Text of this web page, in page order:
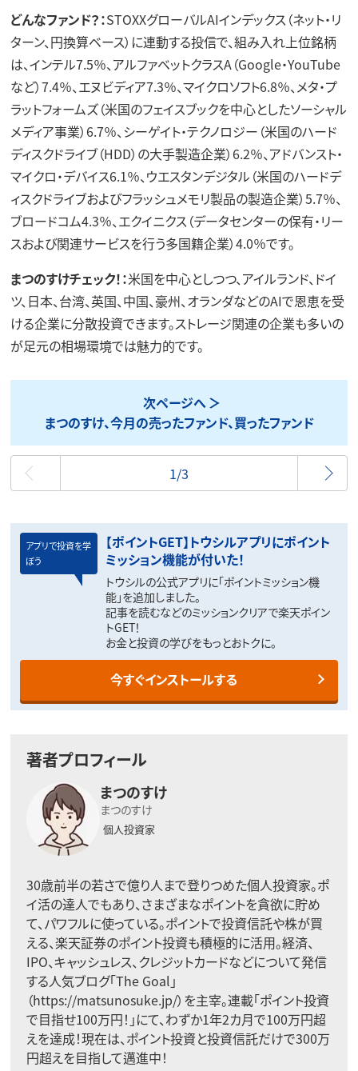
どんなファンド？：STOXXグローバルAIインデックス（ネット・リ
ターン、円換算ベース）に連動する投信で、組み入れ上位銘柄
は、インテル7.5％、アルファベットクラスA（Google・YouTube
など）7.4％、エヌビディア7.3％、マイクロソフト6.8％、メタ・プ
ラットフォームズ（米国のフェイスブックを中心としたソーシャル
メディア事業）6.7％、シーゲイト・テクノロジー（米国のハード
ディスクドライブ（HDD）の大手製造企業）6.2％、アドバンスト・
マイクロ・デバイス6.1％、ウエスタンデジタル（米国のハードデ
ィスクドライブおよびフラッシュメモリ製品の製造企業）5.7％、
ブロードコム4.3％、エクイニクス（データセンターの保有・リー
スおよび関連サービスを行う多国籍企業）4.0％です。
まつのすけチェック！：米国を中心としつつ、アイルランド、ドイ
ツ、日本、台湾、英国、中国、豪州、オランダなどのAIで恩恵を受
ける企業に分散投資できます。ストレージ関連の企業も多いの
が足元の相場環境では魅力的です。
次ページへ
まつのすけ、今月の売ったファンド、買ったファンド
1/3
アプリで投資を学
ぼう
【ポイントGET】トウシルアプリにポイント
ミッション機能が付いた！
トウシルの公式アプリに「ポイントミッション機
能」を追加しました。
記事を読むなどのミッションクリアで楽天ポイン
トGET！
お金と投資の学びをもっとおトクに。
今すぐインストールする
著者プロフィール
まつのすけ
まつのすけ
個人投資家
30歳前半の若さで億り人まで登りつめた個人投資家。ポ
イ活の達人でもあり、さまざまなポイントを貪欲に貯め
て、パワフルに使っている。ポイントで投資信託や株が買
える、楽天証券のポイント投資も積極的に活用。経済、
IPO、キャッシュレス、クレジットカードなどについて発信
する人気ブログ「The Goal」
（https://matsunosuke.jp/）を主宰。連載「ポイント投資
で目指せ100万円！」にて、わずか1年2カ月で100万円超
えを達成！現在は、ポイント投資と投資信託だけで300万
円超えを目指して邁進中！